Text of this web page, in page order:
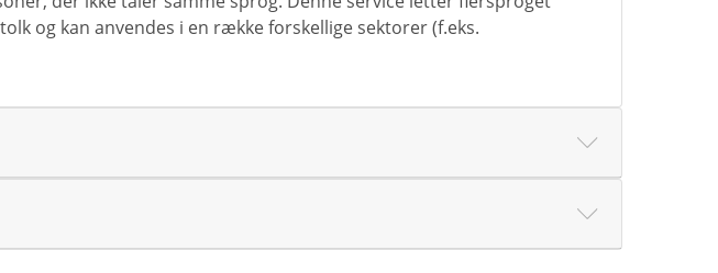
og kan anvendes i en række forskellige sektorer (f.eks.